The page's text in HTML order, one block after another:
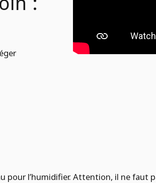
pour l’humidifier. Attention, il ne faut